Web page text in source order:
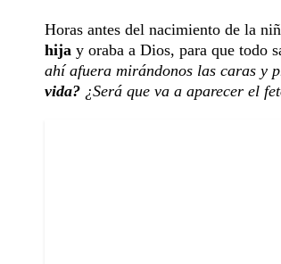
Horas antes del nacimiento de la
hija y oraba a Dios, para que todo
ahí afuera mirándonos las caras y
vida? ¿Será que va a aparecer el